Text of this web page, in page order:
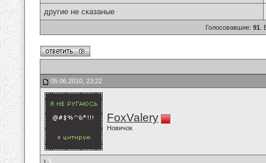
другие не сказаные
Голосовавшие: 91 .
05.06.2010, 23:22
FoxValery
Новичок